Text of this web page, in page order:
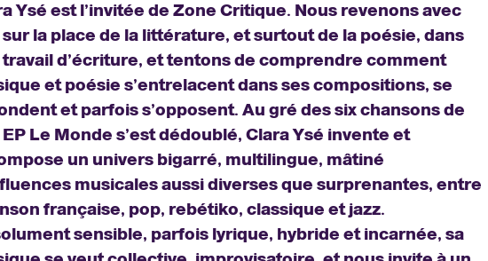
Ysé est l’invitée de Zone Critique. Nous revenons avec
la place de la littérature, et surtout de la poésie, dans
travail d’écriture, et tentons de comprendre comment
et poésie s’entrelacent dans ses compositions, se
et parfois s’opposent. Au gré des six chansons de
Le Monde s’est dédoublé, Clara Ysé invente et
un univers bigarré, multilingue, mâtiné
musicales aussi diverses que surprenantes, entre
française, pop, rebétiko, classique et jazz.
sensible, parfois lyrique, hybride et incarnée, sa